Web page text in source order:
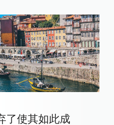
了使其如此成